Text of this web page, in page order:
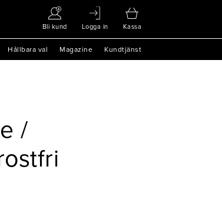
Bli kund Logga in Kassa
Hållbara val Magazine Kundtjänst
/